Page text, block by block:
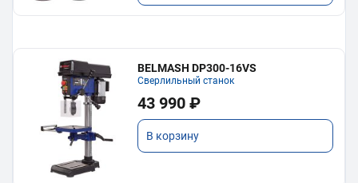
BELMASH DP300-16VS
Сверлильный станок
43 990 ₽
В корзину